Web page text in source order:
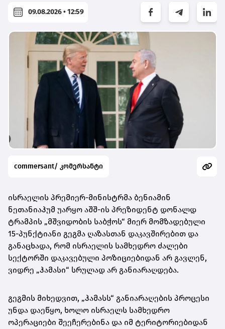
09.08.2026 • 12:59
commersant/ კომერსანტი
ისრაელის პრემიერ-მინისტრმა ბენიამინ
ნეთანიაჰუმ უარყო აშშ-ის პრეზიდენტ დონალდ
ტრამპის „მშვიდობის საბჭოს“ მიერ მომზადებული
15-პუნქტიანი გეგმა ღაზასთან დაკავშირებით და
განაცხადა, რომ ისრაელის სამხედრო ძალები
სექტორში დაკავებული პოზიციებიდან არ გავლენ,
ვიდრე „ჰამასი“ სრულად არ განიარაღდება.
გეგმის მიხედვით, „ჰამასს“ განიარაღების პროცესი
უნდა დაეწყო, ხოლო ისრაელს სამხედრო
ოპერაციები შეეჩერებინა და იმ ტერიტორიებიდან